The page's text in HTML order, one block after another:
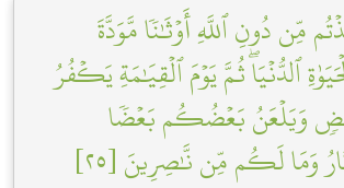
مِّن دُونِ ٱللَّهِ أَوۡثَٰنٗا مَّوَدَّةَ
ٱلدُّنۡيَاۖ ثُمَّ يَوۡمَ ٱلۡقِيَٰمَةِ يَكۡفُرُ
وَيَلۡعَنُ بَعۡضُكُم بَعۡضٗا
وَمَا لَكُم مِّن نَّٰصِرِينَ [٢٥]